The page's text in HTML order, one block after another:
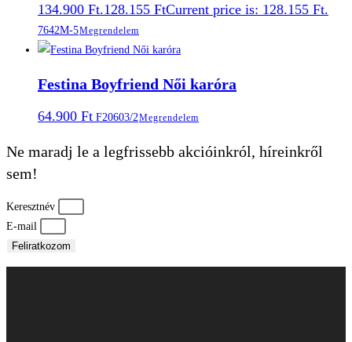
134.900 Ft.128.155 FtCurrent price is: 128.155 Ft.
7642M-5Megrendelem
Festina Boyfriend Női karóra
64.900 Ft F20603/2Megrendelem
Ne maradj le a legfrissebb akcióinkról, híreinkről
sem!
Keresztnév
E-mail
Feliratkozom